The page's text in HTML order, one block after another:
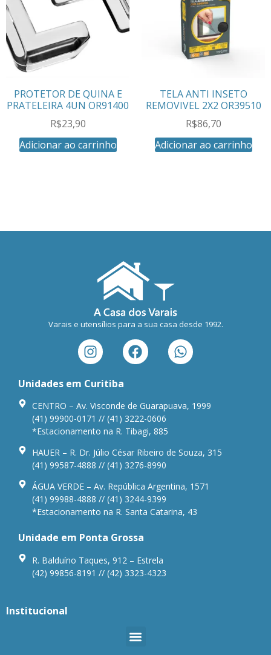
PROTETOR DE QUINA E
PRATELEIRA 4UN OR91400
R$23,90
Adicionar ao carrinho
TELA ANTI INSETO
REMOVIVEL 2X2 OR39510
R$86,70
Adicionar ao carrinho
Varais e utensílios para a sua casa desde 1992.
Unidades em Curitiba
CENTRO – Av. Visconde de Guarapuava, 1999
(41) 99900-0171 // (41) 3222-0606
*Estacionamento na R. Tibagi, 885
HAUER – R. Dr. Júlio César Ribeiro de Souza, 315
(41) 99587-4888 // (41) 3276-8990
ÁGUA VERDE – Av. República Argentina, 1571
(41) 99988-4888 // (41) 3244-9399
*Estacionamento na R. Santa Catarina, 43
Unidade em Ponta Grossa
R. Balduíno Taques, 912 – Estrela
(42) 99856-8191 // (42) 3323-4323
Institucional